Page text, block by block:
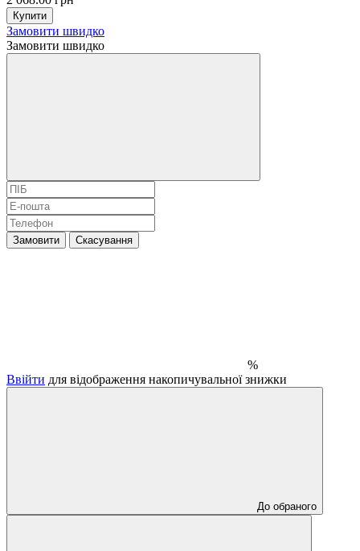
Купити
Замовити швидко
Замовити швидко
Замовити Скасування
%
Ввійти для відображення накопичувальної знижки
До обраного